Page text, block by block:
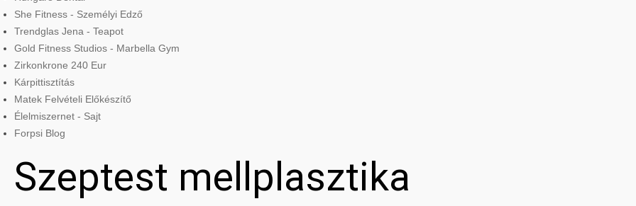
She Fitness - Személyi Edző
Trendglas Jena - Teapot
Gold Fitness Studios - Marbella Gym
Zirkonkrone 240 Eur
Kárpittisztítás
Matek Felvételi Előkészítő
Élelmiszernet - Sajt
Forpsi Blog
Szeptest mellplasztika